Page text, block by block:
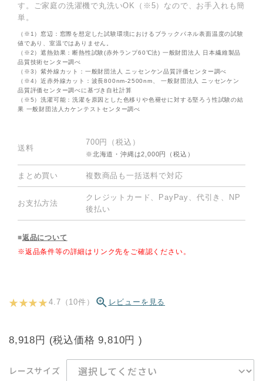
す。ご家庭の洗濯機で丸洗いOK（※5）なので、お手入れも簡
単。
（※1）窓辺：窓際を想定した試験環境におけるブラックパネル表面温度の試験
値であり、室温ではありません。
（※2）遮熱効果：断熱性試験(赤外ランプ60℃法) 一般財団法人 日本繊維製品
品質技術センター調べ
（※3）紫外線カット：一般財団法人 ニッセンケン品質評価センター調べ
（※4）近赤外線カット：波長800nm-2500nm、 一般財団法人 ニッセンケン
品質評価センター調べに基づき自社計算
（※5）洗濯可能：洗濯を原因とした色移りや色褪せに対する堅ろう性試験の結
果 一般財団法人カケンテストセンター調べ
送料
700円（税込）
※北海道・沖縄は2,000円（税込）
まとめ買い 複数商品も一括送料で対応
お支払方法
クレジットカード、PayPay、代引き、NP
後払い
■返品について
※返品条件等の詳細はリンク先をご確認ください。
★ ★ ★ ★ 4.7（10件） レビューを見る
8,918円 (税込価格9,810円 )
レースサイズ